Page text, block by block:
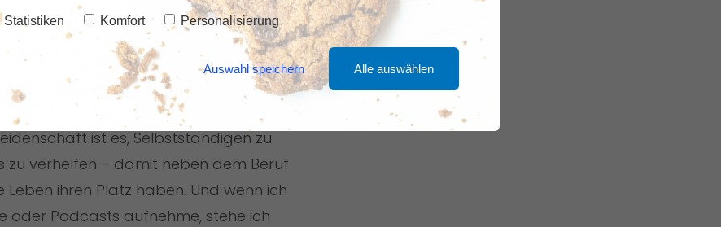
Minimalist,
ist es, Selbstständigen zu
zu verhelfen – damit neben dem Beruf
ihren Platz haben. Und wenn ich
oder Podcasts aufnehme, stehe ich
Statistiken Komfort Personalisierung
Auswahl speichern Alle auswählen